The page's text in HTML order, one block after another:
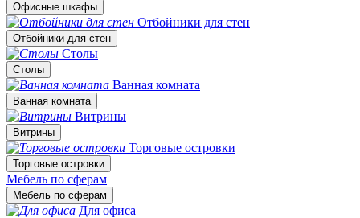
Офисные шкафы
Отбойники для стен
Отбойники для стен
Столы
Столы
Ванная комната
Ванная комната
Витрины
Витрины
Торговые островки
Торговые островки
Мебель по сферам
Мебель по сферам
Для офиса